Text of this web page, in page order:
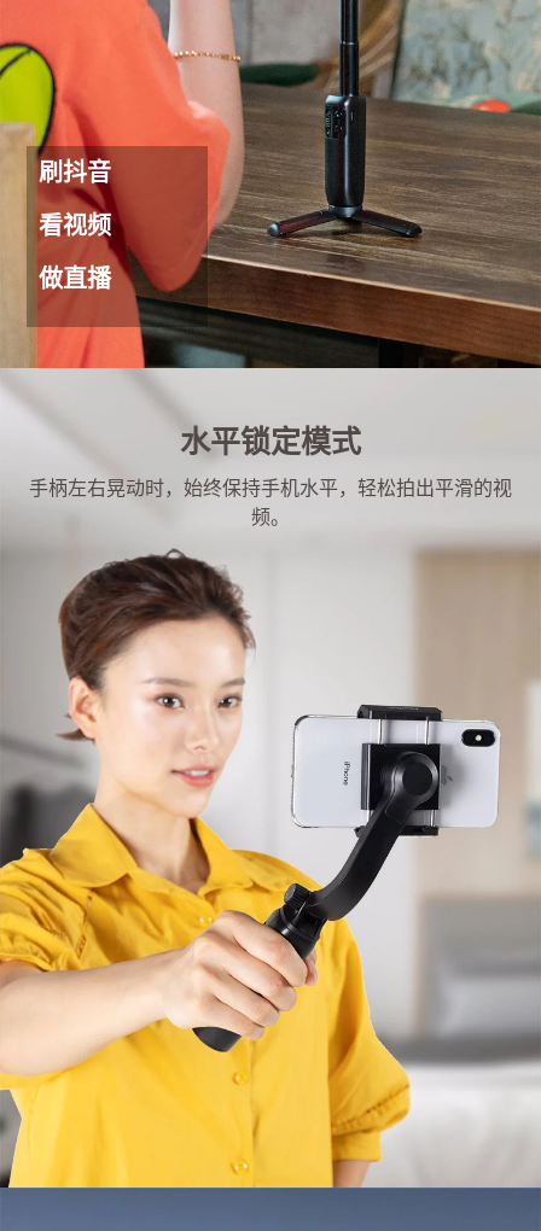
刷抖音
看视频
做直播
水平锁定模式
手柄左右晃动时，始终保持手机水平，轻松拍出平滑的视
频。